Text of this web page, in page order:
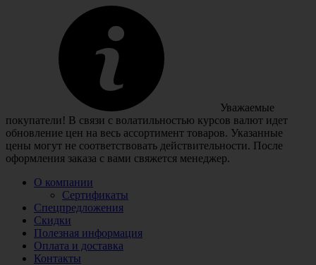
Уважаемые
покупатели! В связи с волатильностью курсов валют идет
обновление цен на весь ассортимент товаров. Указанные
цены могут не соответствовать действительности. После
оформления заказа с вами свяжется менеджер.
О компании
Сертификаты
Спецпредложения
Скидки
Полезная информация
Оплата и доставка
Контакты